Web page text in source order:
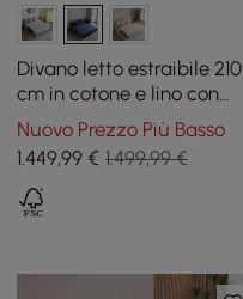
Divano letto estraibile 210
cm in cotone e lino con
contenitore
Nuovo Prezzo Più Basso
1.449,99 € 1.499,99 €